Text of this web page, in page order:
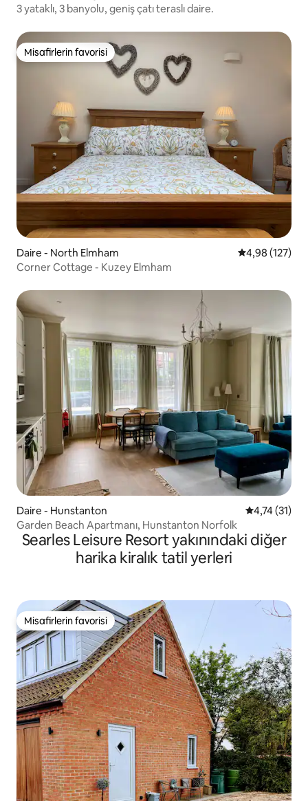
3 yataklı, 3 banyolu, geniş çatı teraslı daire.
Misafirlerin favorisi
Misafirlerin favorisi
Daire - North Elmham 5 üzerinden
4,98 (127)
Corner Cottage - Kuzey Elmham
Daire - Hunstanton 5 üzerinden
4,74 (31)
Garden Beach Apartmanı, Hunstanton Norfolk
Searles Leisure Resort yakınındaki diğer
harika kiralık tatil yerleri
Misafirlerin favorisi
Misafirlerin favorisi